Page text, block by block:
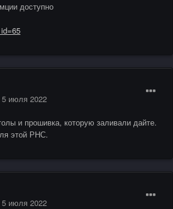
доступно
5 июля 2022
и прошивка, которую заливали дайте.
этой РНС.
5 июля 2022